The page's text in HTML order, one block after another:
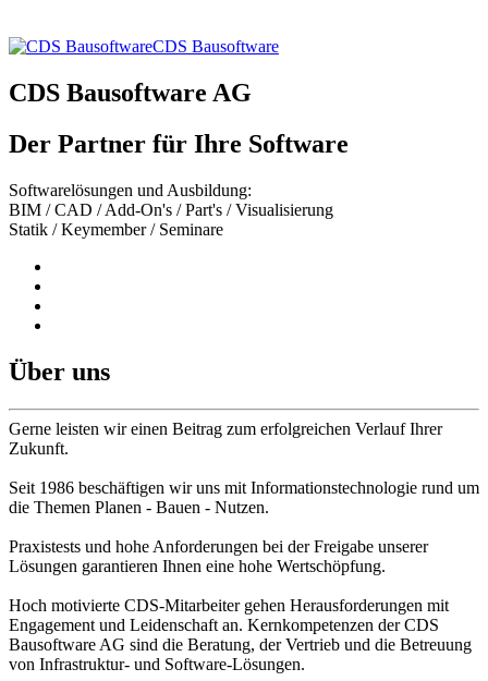
CDS Bausoftware
CDS Bausoftware AG
Der Partner für Ihre Software
Softwarelösungen und Ausbildung:
BIM / CAD / Add-On's / Part's / Visualisierung
Statik / Keymember / Seminare
Über uns
Gerne leisten wir einen Beitrag zum erfolgreichen Verlauf Ihrer
Zukunft.
Seit 1986 beschäftigen wir uns mit Informationstechnologie rund um
die Themen Planen - Bauen - Nutzen.
Praxistests und hohe Anforderungen bei der Freigabe unserer
Lösungen garantieren Ihnen eine hohe Wertschöpfung.
Hoch motivierte CDS-Mitarbeiter gehen Herausforderungen mit
Engagement und Leidenschaft an. Kernkompetenzen der CDS
Bausoftware AG sind die Beratung, der Vertrieb und die Betreuung
von Infrastruktur- und Software-Lösungen.